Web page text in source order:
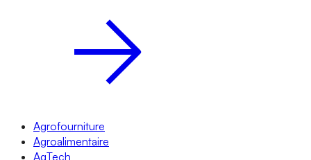
Agrofourniture
Agroalimentaire
AgTech